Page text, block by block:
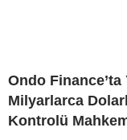
Ondo
Milyarlarca
Kontrolü